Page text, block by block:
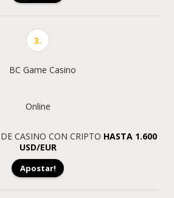
3.
CASINO CON CRIPTO HASTA 1.600
USD/EUR
Apostar!